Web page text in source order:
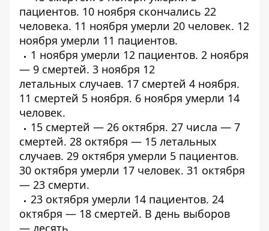
пациентов. 10 ноября скончались 22
человека. 11 ноября умерли 20 человек. 12
ноября умерли 11 пациентов.
1 ноября умерли 12 пациентов. 2 ноября
— 9 смертей. 3 ноября 12
летальных случаев. 17 смертей 4 ноября.
11 смертей 5 ноября. 6 ноября умерли 14
человек.
15 смертей — 26 октября. 27 числа — 7
смертей. 28 октября — 15 летальных
случаев. 29 октября умерли 5 пациентов.
30 октября умерли 17 человек. 31 октября
— 23 смерти.
23 октября умерли 14 пациентов. 24
октября — 18 смертей. В день выборов
— десять.